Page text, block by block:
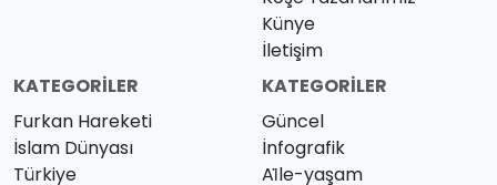
Künye
İletişim
KATEGORILER
Furkan Hareketi
İslam Dünyası
Türkiye
KATEGORILER
Güncel
İnfografik
Ai̇le-yaşam